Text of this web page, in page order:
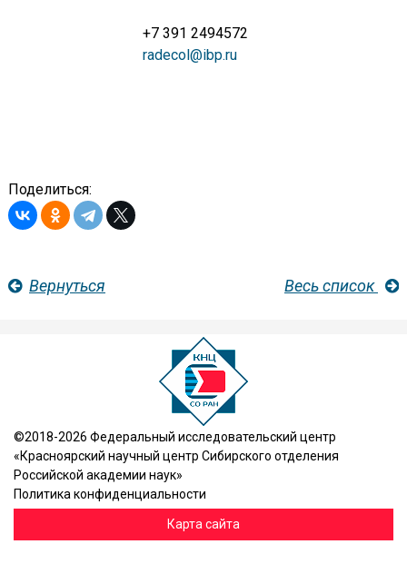
+7 391 2494572
radecol@ibp.ru
Поделиться:
Вернуться Весь список
©2018-2026 Федеральный исследовательский центр
«Красноярский научный центр Сибирского отделения
Российской академии наук»
Политика конфиденциальности
Карта сайта